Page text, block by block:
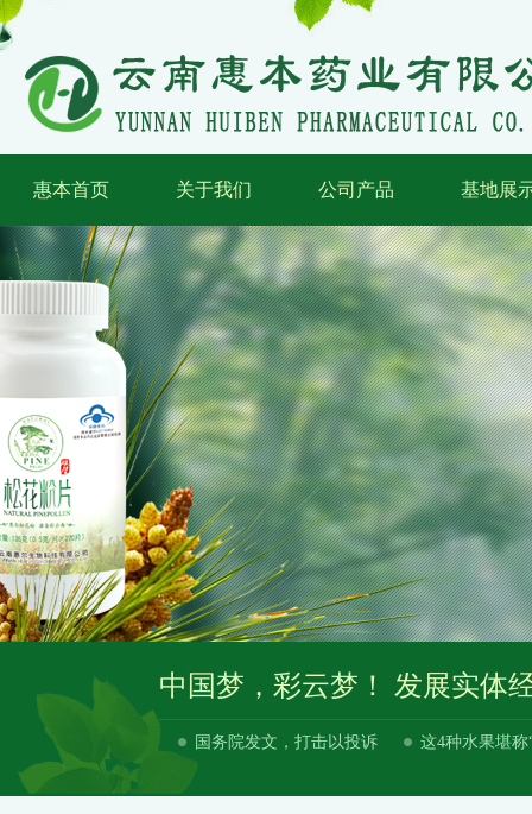
惠本首页 关于我们 公司产品 基地展
中国梦，彩云梦！ 发展实体
国务院发文，打击以投诉 这4种水果堪称